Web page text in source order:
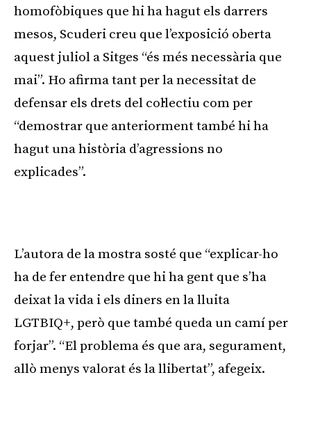
homofòbiques que hi ha hagut els darrers
mesos, Scuderi creu que l’exposició oberta
aquest juliol a Sitges “és més necessària que
mai”. Ho afirma tant per la necessitat de
defensar els drets del col·lectiu com per
“demostrar que anteriorment també hi ha
hagut una història d’agressions no
explicades”.
L’autora de la mostra sosté que “explicar-ho
ha de fer entendre que hi ha gent que s’ha
deixat la vida i els diners en la lluita
LGTBIQ+, però que també queda un camí per
forjar”. “El problema és que ara, segurament,
allò menys valorat és la llibertat”, afegeix.